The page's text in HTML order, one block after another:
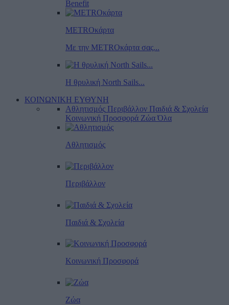
Benefit
METROκάρτα
Με την METROκάρτα σας...
Η θρυλική North Sails...
ΚΟΙΝΩΝΙΚΗ ΕΥΘΥΝΗ
Αθλητισμός Περιβάλλον Παιδιά & Σχολεία
Κοινωνική Προσφορά Ζώα Όλα
Αθλητισμός
Περιβάλλον
Παιδιά & Σχολεία
Κοινωνική Προσφορά
Ζώα